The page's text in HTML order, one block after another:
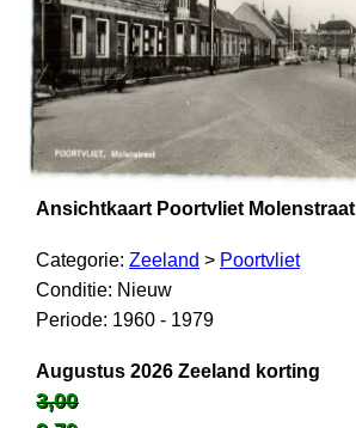
Ansichtkaart Poortvliet Molenstraat
Categorie: Zeeland > Poortvliet
Conditie: Nieuw
Periode: 1960 - 1979
Augustus 2026 Zeeland korting
3,00